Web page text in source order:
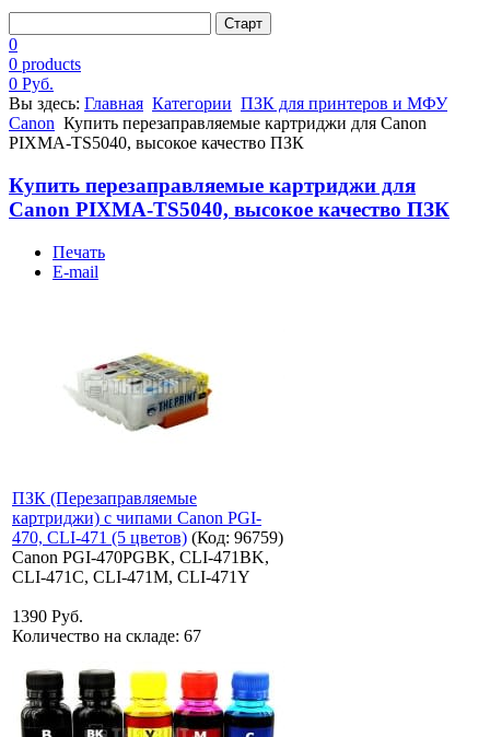
0
0 products
0 Руб.
Вы здесь: Главная Категории ПЗК для принтеров и МФУ
Canon Купить перезаправляемые картриджи для Canon
PIXMA-TS5040, высокое качество ПЗК
Купить перезаправляемые картриджи для
Canon PIXMA-TS5040, высокое качество ПЗК
Печать
E-mail
ПЗК (Перезаправляемые
картриджи) с чипами Canon PGI-
470, CLI-471 (5 цветов) (Код: 96759)
Canon PGI-470PGBK, CLI-471BK,
CLI-471C, CLI-471M, CLI-471Y
1390 Руб.
Количество на складе: 67